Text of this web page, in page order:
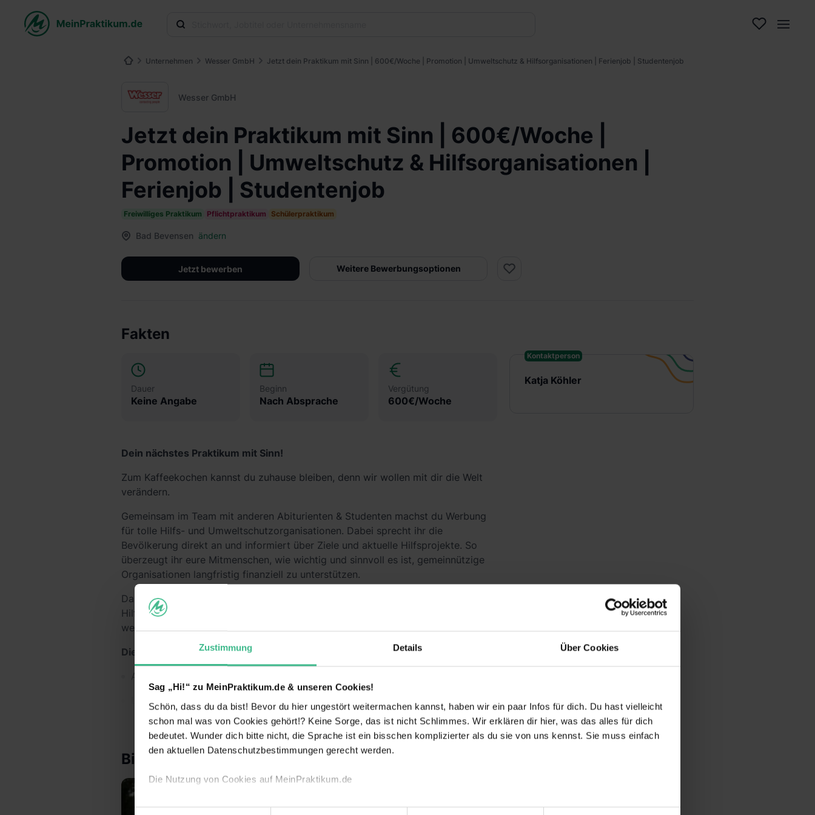
Zustimmung Details Über Cookies
Sag „Hi!“ zu MeinPraktikum.de & unseren Cookies!
Schön, dass du da bist! Bevor du hier ungestört weitermachen kannst, haben wir ein paar Infos für dich. Du hast vielleicht
schon mal was von Cookies gehört!? Keine Sorge, das ist nicht Schlimmes. Wir erklären dir hier, was das alles für dich
bedeutet. Wunder dich bitte nicht, die Sprache ist ein bisschen komplizierter als du sie von uns kennst. Sie muss einfach
den aktuellen Datenschutzbestimmungen gerecht werden.
Die Nutzung von Cookies auf MeinPraktikum.de
Wir verwenden Cookies zur technischen Funktion unserer Webseite („Notwendig“), um von dir bei Benutzung der
Unternehmen Wesser GmbH Jetzt dein Praktikum mit Sinn | 600€/Woche | Promotion | Umweltschutz & Hilfsorganisationen | Ferienjob | Studentenjob
Wesser GmbH
Jetzt dein Praktikum mit Sinn | 600€/Woche |
Promotion | Umweltschutz & Hilfsorganisationen |
Ferienjob | Studentenjob
Freiwilliges Praktikum Pflichtpraktikum Schülerpraktikum
Bad Bevensen ändern
Jetzt bewerben Weitere Bewerbungsoptionen
Fakten
Dauer
Keine Angabe
Beginn
Nach Absprache
Vergütung
600€/Woche
Dein nächstes Praktikum mit Sinn!
Zum Kaffeekochen kannst du zuhause bleiben, denn wir wollen mit dir die Welt
verändern.
Gemeinsam im Team mit anderen Abiturienten & Studenten machst du Werbung
für tolle Hilfs- und Umweltschutzorganisationen. Dabei sprecht ihr die
Bevölkerung direkt an und informiert über Ziele und aktuelle Hilfsprojekte. So
überzeugt ihr eure Mitmenschen, wie wichtig und sinnvoll es ist, gemeinnützige
Organisationen langfristig finanziell zu unterstützen.
Das heißt, du trägst durch dein Praktikum aktiv dazu bei, dass großartige
Hilfsprojekte zum Schutz von Mensch, Tier und Umwelt nachhaltig umgesetzt
werden können!
Die Vorteile:
Arbeite bundesweit und entdecke Deutschlands größte Städte für dich!
Lerne coole neue Leute kennen und arbeite im Team!
Verdiene 600€/Woche
Sichere dir darüber hinaus Prämien durch deine Einsatzbereitschaft
Lass dich von uns coachen & erhalte nach deinem Einsatz ein Top-Zeugnis!
Extra-Features:
weiterlesen
Bilder
Kontaktperson
Katja Köhler